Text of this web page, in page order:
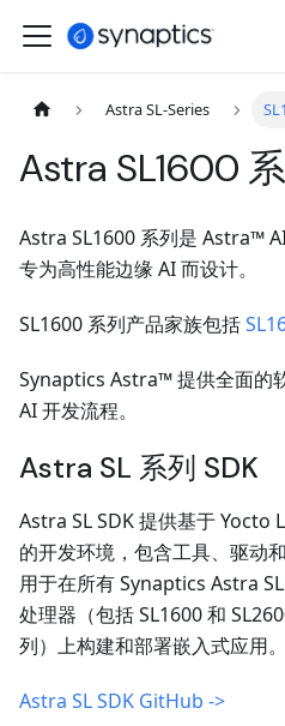
Astra SL-Series
Astra SL1600
Astra SL1600 系列是 Astra™
专为高性能边缘 AI 而设计。
SL1600 系列产品家族包括
Synaptics Astra™ 提供全面的
AI 开发流程。
Astra SL 系列 SDK
Astra SL SDK 提供基于 Yocto
的开发环境，包含工具、驱动
用于在所有 Synaptics Astra
处理器（包括 SL1600 和
列）上构建和部署嵌入式应用。
Astra SL SDK GitHub ->